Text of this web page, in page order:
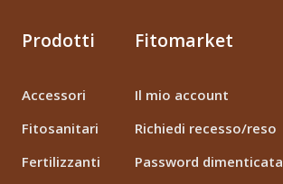
Prodotti
Accessori
Fitosanitari
Fertilizzanti
Fitomarket
Il mio account
Richiedi recesso/reso
Password dimenticata